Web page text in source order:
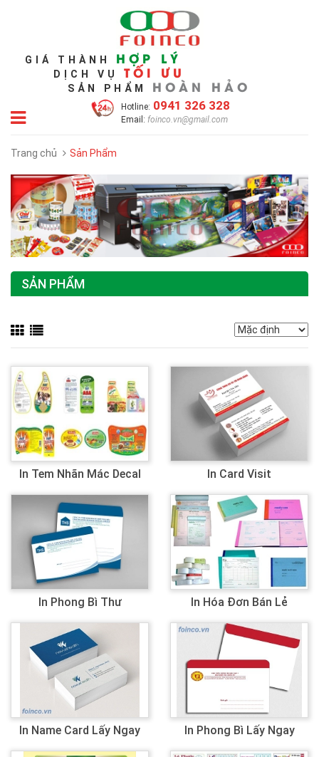
GIÁ THÀNH HỢP LÝ
DỊCH VỤ TỐI ƯU
SẢN PHẨM HOÀN HẢO
Hotline: 0941 326 328
Email: foinco.vn@gmail.com
Trang chủ Sản Phẩm
SẢN PHẨM
In Tem Nhãn Mác Decal In Card Visit
In Phong Bì Thư In Hóa Đơn Bán Lẻ
In Name Card Lấy Ngay In Phong Bì Lấy Ngay